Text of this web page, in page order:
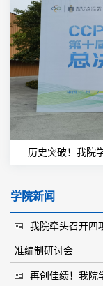
历史突破！我院
学院新闻
我院牵头召开四
准编制研讨会
再创佳绩！我院